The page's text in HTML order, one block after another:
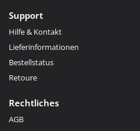
Support
Hilfe & Kontakt
Lieferinformationen
Bestellstatus
Retoure
Rechtliches
AGB